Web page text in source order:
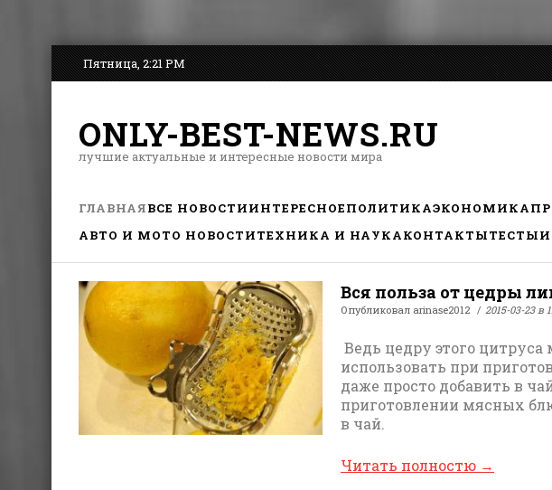
Пятница, 2:21 PM
ONLY-BEST-NEWS.RU
лучшие актуальные и интересные новости мира
ГЛАВНАЯВСЕ НОВОСТИИНТЕРЕСНОЕПОЛИТИКАЭКОНОМИКА
АВТО И МОТО НОВОСТИТЕХНИКА И НАУКАКОНТАКТЫТЕСТЫ
Вся польза от цедры
Опубликовал arinase2012 2015-03-23 в
Ведь цедру этого
использовать при
даже просто добавить в
приготовлении мясных
в чай.
Читать полностю →